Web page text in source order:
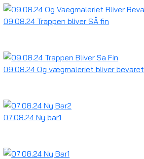
09.08.24 Trappen bliver SÅ fin
09.08.24 Og vægmaleriet bliver bevaret
07.08.24 Ny bar1